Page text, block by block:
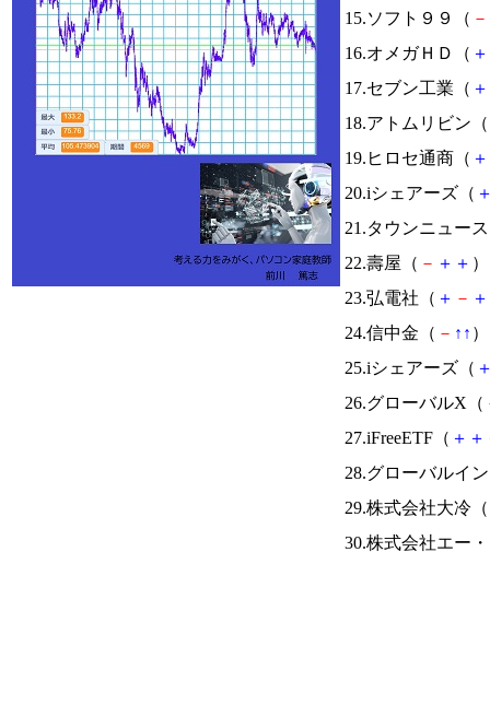
15.ソフト９９（ －
16.オメガＨＤ（ ＋
17.セブン工業（ ＋
18.アトムリビン（
19.ヒロセ通商（ ＋
20.iシェアーズ（
21.タウンニュー
22.壽屋（ － ＋ ＋
23.弘電社（ ＋ － ＋
24.信中金（ － ↑ ↑
25.iシェアーズ（
26.グローバルX（
27.iFreeETF（ ＋ ＋
28.グローバルイ
29.株式会社大冷（
30.株式会社エー